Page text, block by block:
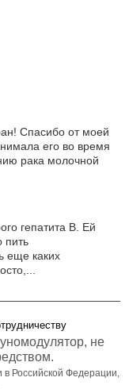
Спасибо от моей
его во время
рака молочной
гепатита В. Ей
пить
еще каких
не
в Российской Федерации,